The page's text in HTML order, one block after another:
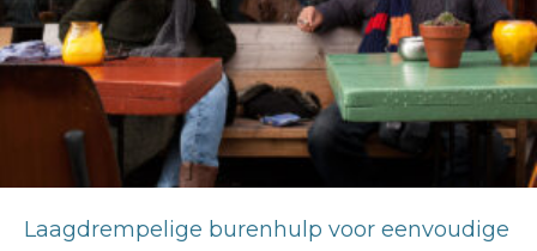
Laagdrempelige burenhulp voor eenvoudige